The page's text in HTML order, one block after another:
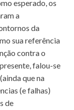
esperado, os
a
da
sua referência
contra o
falou-se
que na
(e falhas)
de